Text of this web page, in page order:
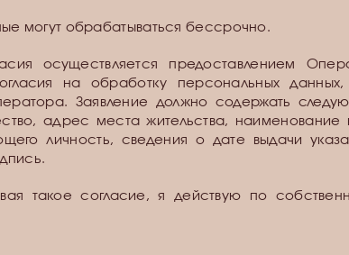
могут обрабатываться бессрочно.
осуществляется предоставлением
на обработку персональных
Заявление должно содержать
адрес места жительства,
личность, сведения о дате выдачи
такое согласие, я действую по